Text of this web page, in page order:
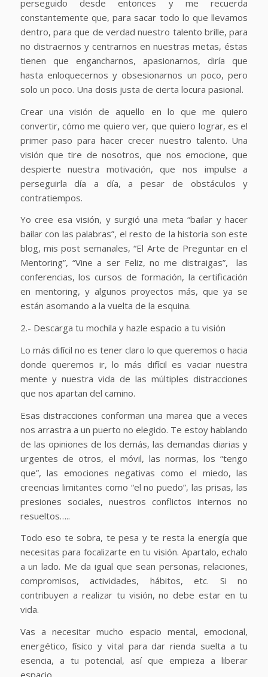
perseguido desde entonces y me recuerda
constantemente que, para sacar todo lo que llevamos
dentro, para que de verdad nuestro talento brille, para
no distraernos y centrarnos en nuestras metas, éstas
tienen que engancharnos, apasionarnos, diría que
hasta enloquecernos y obsesionarnos un poco, pero
solo un poco. Una dosis justa de cierta locura pasional.
Crear una visión de aquello en lo que me quiero
convertir, cómo me quiero ver, que quiero lograr, es el
primer paso para hacer crecer nuestro talento. Una
visión que tire de nosotros, que nos emocione, que
despierte nuestra motivación, que nos impulse a
perseguirla día a día, a pesar de obstáculos y
contratiempos.
Yo cree esa visión, y surgió una meta “bailar y hacer
bailar con las palabras”, el resto de la historia son este
blog, mis post semanales, “El Arte de Preguntar en el
Mentoring”, “Vine a ser Feliz, no me distraigas”, las
conferencias, los cursos de formación, la certificación
en mentoring, y algunos proyectos más, que ya se
están asomando a la vuelta de la esquina.
2.- Descarga tu mochila y hazle espacio a tu visión
Lo más difícil no es tener claro lo que queremos o hacia
donde queremos ir, lo más difícil es vaciar nuestra
mente y nuestra vida de las múltiples distracciones
que nos apartan del camino.
Esas distracciones conforman una marea que a veces
nos arrastra a un puerto no elegido. Te estoy hablando
de las opiniones de los demás, las demandas diarias y
urgentes de otros, el móvil, las normas, los “tengo
que”, las emociones negativas como el miedo, las
creencias limitantes como “el no puedo”, las prisas, las
presiones sociales, nuestros conflictos internos no
resueltos…..
Todo eso te sobra, te pesa y te resta la energía que
necesitas para focalizarte en tu visión. Apartalo, echalo
a un lado. Me da igual que sean personas, relaciones,
compromisos, actividades, hábitos, etc. Si no
contribuyen a realizar tu visión, no debe estar en tu
vida.
Vas a necesitar mucho espacio mental, emocional,
energético, físico y vital para dar rienda suelta a tu
esencia, a tu potencial, así que empieza a liberar